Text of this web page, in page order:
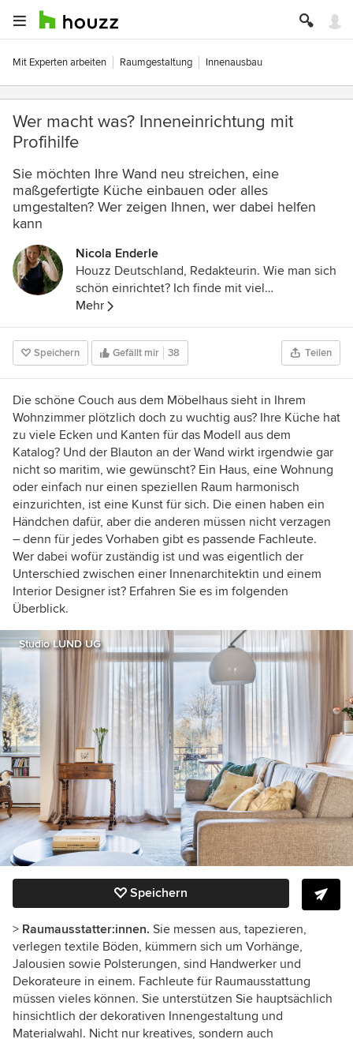
Mit Experten arbeiten Raumgestaltung Innenausbau
Wer macht was? Inneneinrichtung mit
Profihilfe
Sie möchten Ihre Wand neu streichen, eine
maßgefertigte Küche einbauen oder alles
umgestalten? Wer zeigen Ihnen, wer dabei helfen
kann
Nicola Enderle
Houzz Deutschland, Redakteurin. Wie man sich
schön einrichtet? Ich finde mit viel
Persönlichkeit und eigenem Stil, der kann auch
gerne schräg sein. Meinem eigenen bin ich auf
der Spur – in unserem Houzz-Magazin helfen
wir Ihnen Ihren zu finden, zeigen spannende
Projekte und blicken durch Schlüssellöcher.
Haben Sie ein schönes Zuhause? Erzählen Sie
mir davon!
Mehr
Speichern Gefällt mir 38 Teilen
Die schöne Couch aus dem Möbelhaus sieht in Ihrem
Wohnzimmer plötzlich doch zu wuchtig aus? Ihre Küche hat
zu viele Ecken und Kanten für das Modell aus dem
Katalog? Und der Blauton an der Wand wirkt irgendwie gar
nicht so maritim, wie gewünscht? Ein Haus, eine Wohnung
oder einfach nur einen speziellen Raum harmonisch
einzurichten, ist eine Kunst für sich. Die einen haben ein
Händchen dafür, aber die anderen müssen nicht verzagen
– denn für jedes Vorhaben gibt es passende Fachleute.
Wer dabei wofür zuständig ist und was eigentlich der
Unterschied zwischen einer Innenarchitektin und einem
Interior Designer ist? Erfahren Sie es im folgenden
Überblick.
Studio LUND UG
Speichern
> Raumausstatter:innen. Sie messen aus, tapezieren,
verlegen textile Böden, kümmern sich um Vorhänge,
Jalousien sowie Polsterungen, sind Handwerker und
Dekorateure in einem. Fachleute für Raumausstattung
müssen vieles können. Sie unterstützen Sie hauptsächlich
hinsichtlich der dekorativen Innengestaltung und
Materialwahl. Nicht nur kreatives, sondern auch